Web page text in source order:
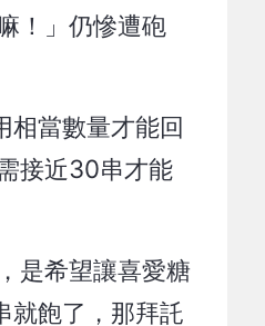
！」仍慘遭砲
相當數量才能回
接近30串才能
是希望讓喜愛糖
就飽了，那拜託